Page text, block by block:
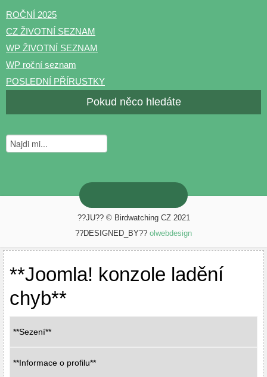
ROČNÍ 2025
CZ ŽIVOTNÍ SEZNAM
WP ŽIVOTNÍ SEZNAM
WP roční seznam
POSLEDNÍ PŘÍRUSTKY
Pokud něco hledáte
??JU?? © Birdwatching CZ 2021
??DESIGNED_BY?? olwebdesign
**Joomla! konzole ladění
chyb**
**Sezení**
**Informace o profilu**